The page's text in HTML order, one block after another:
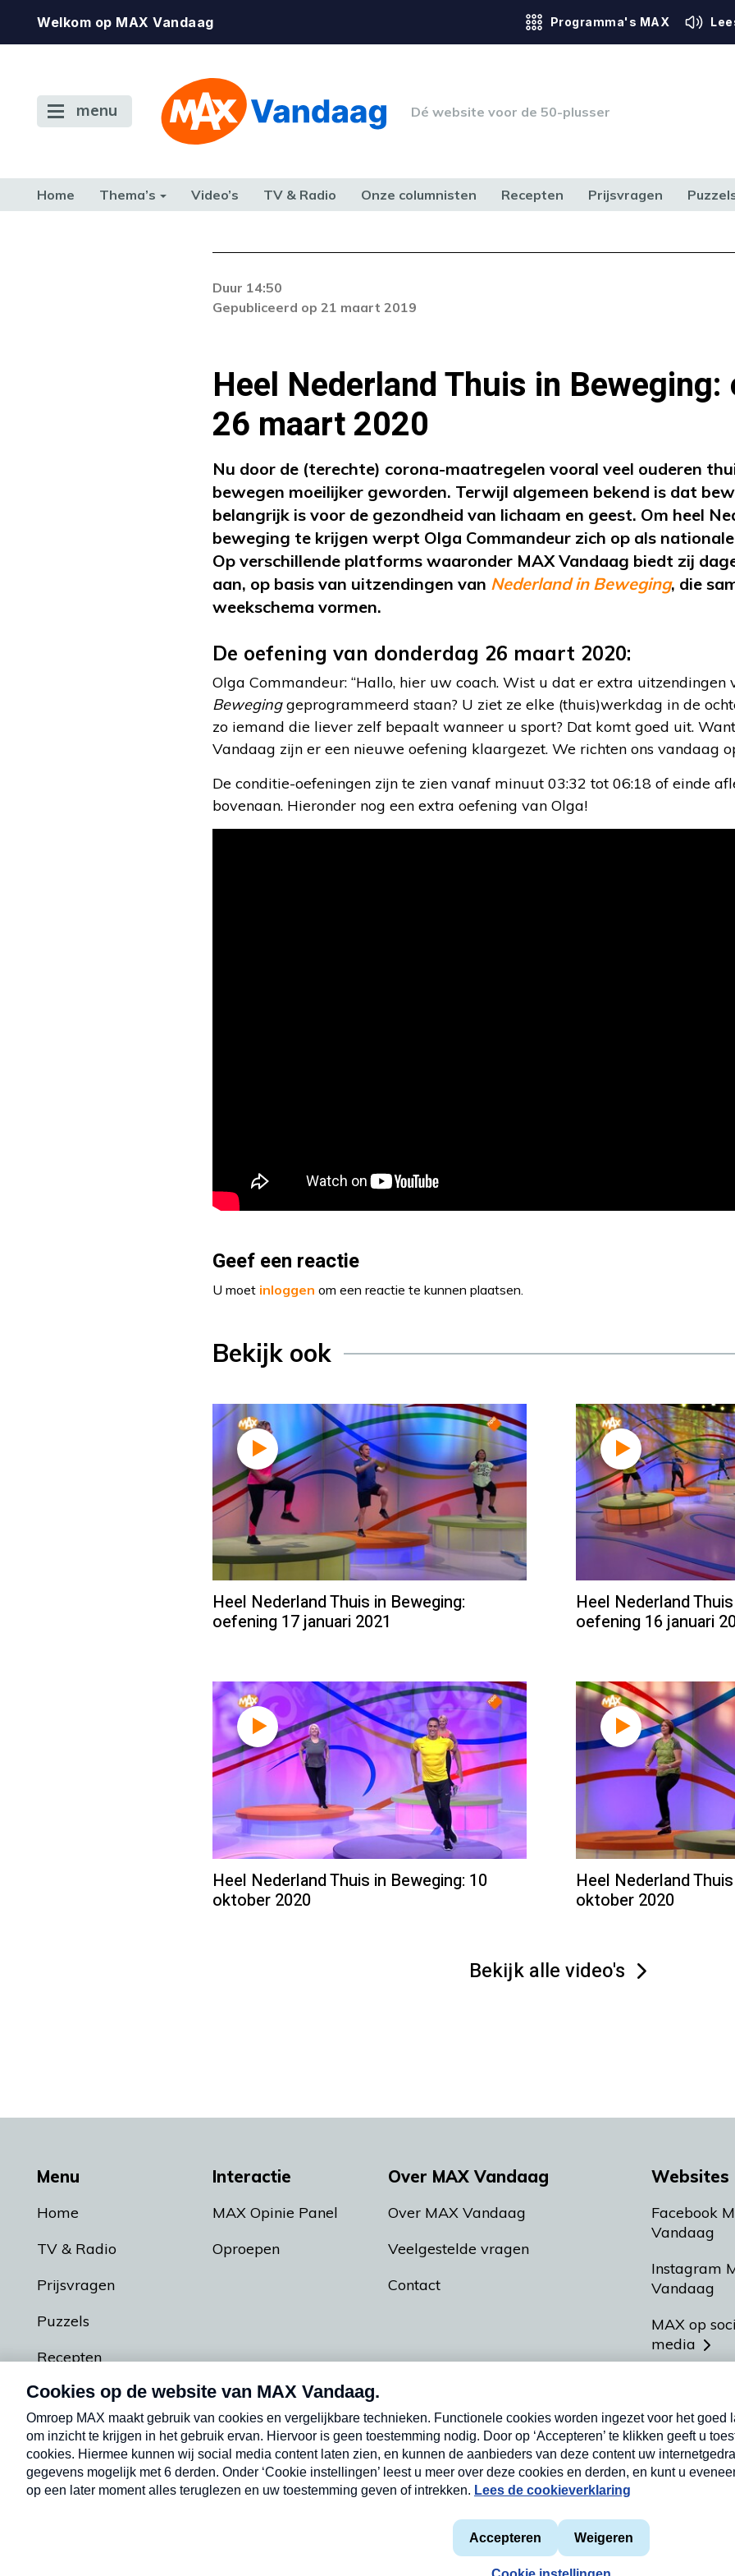
Welkom op MAX Vandaag Programma's MAX
menu Dé website voor de 50-plusser
Home Thema’s Video’s TV & Radio Onze columnisten Recepten Prijsvragen
Duur 14:50
Gepubliceerd op 21 maart 2019
Heel Nederland Thuis in
26 maart 2020
Nu door de (terechte) corona-maatregelen vooral veel ouderen
bewegen moeilijker geworden. Terwijl algemeen bekend is dat
belangrijk is voor de gezondheid van lichaam en geest. Om heel
beweging te krijgen werpt Olga Commandeur zich op als
Op verschillende platforms waaronder MAX Vandaag biedt zij
aan, op basis van uitzendingen van Nederland in Beweging, die
weekschema vormen.
De oefening van donderdag 26 maart 2020:
Olga Commandeur: “Hallo, hier uw coach. Wist u dat er extra uitzendingen
Beweginggeprogrammeerd staan? U ziet ze elke (thuis)werkdag in de
zo iemand die liever zelf bepaalt wanneer u sport? Dat komt goed uit.
Vandaag zijn er een nieuwe oefening klaargezet. We richten ons vandaag
De conditie-oefeningen zijn te zien vanaf minuut 03:32 tot 06:18 of einde
bovenaan. Hieronder nog een extra oefening van Olga!
Geef een reactie
U moet inloggen om een reactie te kunnen plaatsen.
Bekijk ook
Heel Nederland Thuis in Beweging:
oefening 17 januari 2021
Heel Nederland
oefening 16 januari
Heel Nederland Thuis in Beweging: 10
oktober 2020
Heel Nederland
oktober 2020
Bekijk alle video's
Menu
Home
TV & Radio
Prijsvragen
Puzzels
Recepten
Podcasts
Interactie
MAX Opinie Panel
Oproepen
Over MAX Vandaag
Over MAX Vandaag
Veelgestelde vragen
Contact
Websites
Facebook
Vandaag
Instagram
Vandaag
MAX op
media
Meldpunt
Heel
Privacyverklaring
Cookieverklaring